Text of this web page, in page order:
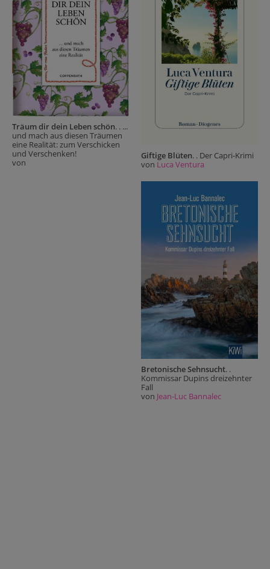
Träum dir dein Leben schön. . ...
und mach aus diesen Träumen
eine Realität: zum Verschicken
und Verschenken!
von
Giftige Blüten. . Der Capri-Krimi
von Luca Ventura
Bretonische Sehnsucht. .
Kommissar Dupins dreizehnter
Fall
von Jean-Luc Bannalec